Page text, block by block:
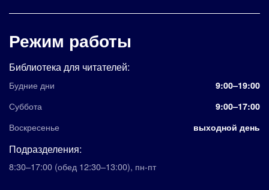
Режим работы
Библиотека для читателей:
Будние дни 9:00–19:00
Суббота 9:00–17:00
Воскресенье выходной день
Подразделения:
8:30–17:00 (обед 12:30–13:00), пн-пт